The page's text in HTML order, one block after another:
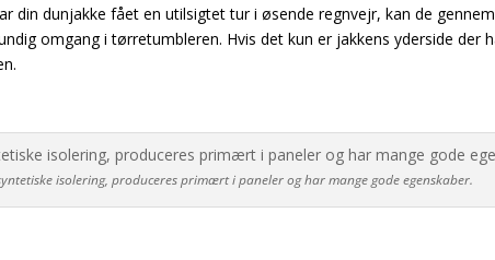
din dunjakke fået en utilsigtet tur i øsende regnvejr, kan de
omgang i tørretumbleren. Hvis det kun er jakkens yderside der
isolering, produceres primært i paneler og har mange gode egenskaber.